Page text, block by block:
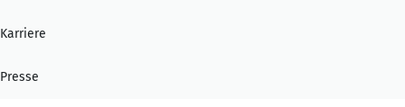
Karriere
Presse